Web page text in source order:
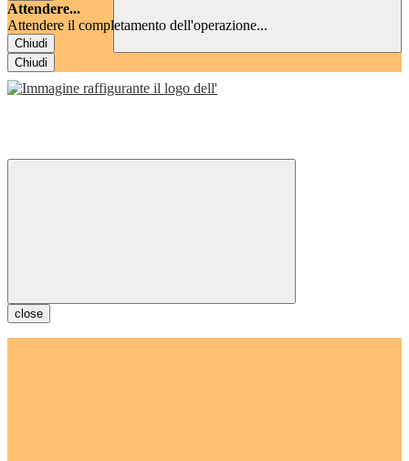
Attendere...
Attendere il completamento dell'operazione...
Chiudi
Chiudi
close